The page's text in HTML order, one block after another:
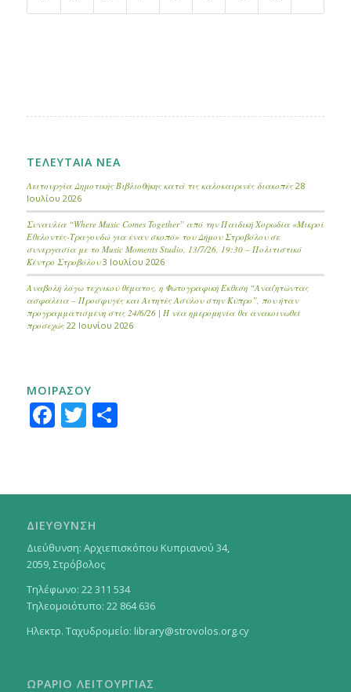
ΤΕΛΕΥΤΑΙΑ ΝΕΑ
Λειτουργία Δημοτικής Βιβλιοθήκης κατά τις καλοκαιρινές διακοπές 28
Ιουλίου 2026
Συναυλία “Where Music Comes Together” από την Παιδική Χορωδία «Μικροί
Εθελοντές-Τραγουδώ για έναν σκοπό» του Δήμου Στροβόλου σε
συνεργασία με το Music Moments Studio, 13/7/26, 19:30 – Πολιτιστικό
Κέντρο Στροβόλου 3 Ιουλίου 2026
Αναβολή λόγω τεχνικού θέματος, η Φωτογραφική Έκθεση “Αναζητώντας
ασφάλεια – Προσφυγές και Αιτητές Ασύλου στην Κύπρο”, που ήταν
προγραμματισμένη στις 24/6/26 | Η νέα ημερομηνία θα ανακοινωθεί
προσεχώς 22 Ιουνίου 2026
ΜΟΙΡΑΣΟΥ
Facebook
Twitter
Μοιραστείτε
ΔΙΕΥΘΥΝΣΗ
Διεύθυνση: Αρχιεπισκόπου Κυπριανού 34,
2059, Στρόβολος
Τηλέφωνο: 22 311 534
Τηλεομοιότυπο: 22 864 636
Ηλεκτρ. Ταχυδρομείο: library@strovolos.org.cy
ΩΡΑΡΙΟ ΛΕΙΤΟΥΡΓΙΑΣ